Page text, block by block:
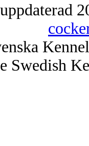
Swedish